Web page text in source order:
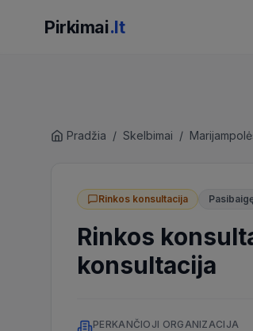
Pirkimai.lt
Pradžia / Skelbimai /
Rinkos konsultacija
Rinkos
konsultacija
PERKANČIOJI ORGANIZACIJA